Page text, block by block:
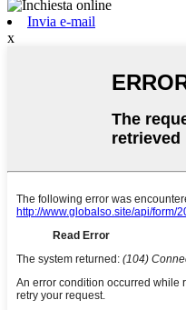
Invia e-mail
x